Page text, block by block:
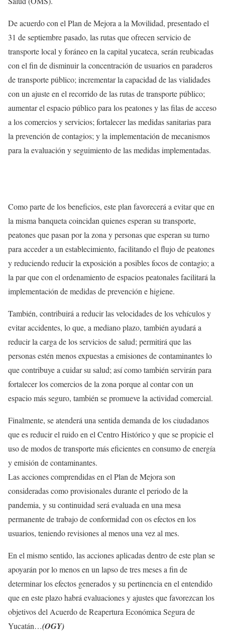
De acuerdo con el Plan de Mejora a la Movilidad, presentado el
31 de septiembre pasado, las rutas que ofrecen servicio de
transporte local y foráneo en la capital yucateca, serán reubicadas
con el fin de disminuir la concentración de usuarios en paraderos
de transporte público; incrementar la capacidad de las vialidades
con un ajuste en el recorrido de las rutas de transporte público;
aumentar el espacio público para los peatones y las filas de acceso
a los comercios y servicios; fortalecer las medidas sanitarias para
la prevención de contagios; y la implementación de mecanismos
para la evaluación y seguimiento de las medidas implementadas.
Como parte de los beneficios, este plan favorecerá a evitar que en
la misma banqueta coincidan quienes esperan su transporte,
peatones que pasan por la zona y personas que esperan su turno
para acceder a un establecimiento, facilitando el flujo de peatones
y reduciendo reducir la exposición a posibles focos de contagio; a
la par que con el ordenamiento de espacios peatonales facilitará la
implementación de medidas de prevención e higiene.
También, contribuirá a reducir las velocidades de los vehículos y
evitar accidentes, lo que, a mediano plazo, también ayudará a
reducir la carga de los servicios de salud; permitirá que las
personas estén menos expuestas a emisiones de contaminantes lo
que contribuye a cuidar su salud; así como también servirán para
fortalecer los comercios de la zona porque al contar con un
espacio más seguro, también se promueve la actividad comercial.
Finalmente, se atenderá una sentida demanda de los ciudadanos
que es reducir el ruido en el Centro Histórico y que se propicie el
uso de modos de transporte más eficientes en consumo de energía
y emisión de contaminantes.
Las acciones comprendidas en el Plan de Mejora son
consideradas como provisionales durante el periodo de la
pandemia, y su continuidad será evaluada en una mesa
permanente de trabajo de conformidad con os efectos en los
usuarios, teniendo revisiones al menos una vez al mes.
En el mismo sentido, las acciones aplicadas dentro de este plan se
apoyarán por lo menos en un lapso de tres meses a fin de
determinar los efectos generados y su pertinencia en el entendido
que en este plazo habrá evaluaciones y ajustes que favorezcan los
objetivos del Acuerdo de Reapertura Económica Segura de
Yucatán…(OGY)